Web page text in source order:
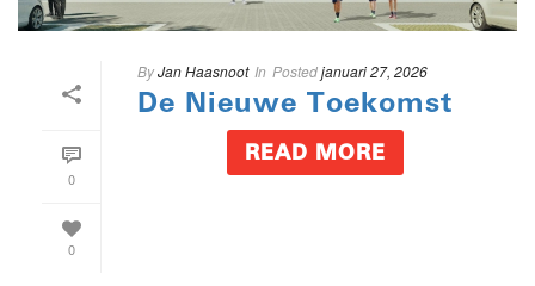
0
0
ByJan Haasnoot In Postedjanuari 27, 2026
De Nieuwe Toekomst
READ MORE